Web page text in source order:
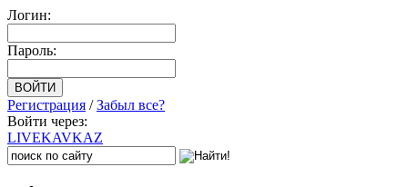
Логин:
Пароль:
Регистрация /Забыл все?
Войти через:
LIVEKAVKAZ